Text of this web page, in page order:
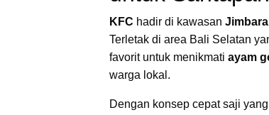
KFC hadir di kawasan
Terletak di area Bali Selatan
favorit untuk menikmati ayam
warga lokal.
Dengan konsep cepat saji